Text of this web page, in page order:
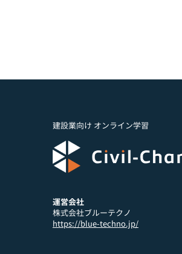
建設業向け オンライン学習
運営会社
株式会社ブルーテクノ
https://blue-techno.jp/